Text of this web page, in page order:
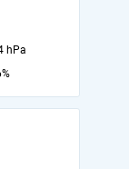
hPa